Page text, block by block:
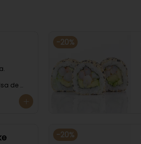
de
-20%
-20%